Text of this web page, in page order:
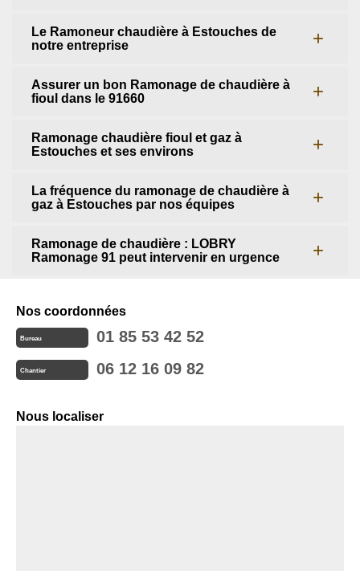
Le Ramoneur chaudière à Estouches de
notre entreprise
Assurer un bon Ramonage de chaudière à
fioul dans le 91660
Ramonage chaudière fioul et gaz à
Estouches et ses environs
La fréquence du ramonage de chaudière à
gaz à Estouches par nos équipes
Ramonage de chaudière : LOBRY
Ramonage 91 peut intervenir en urgence
Nos coordonnées
Bureau 01 85 53 42 52
Chantier 06 12 16 09 82
Nous localiser